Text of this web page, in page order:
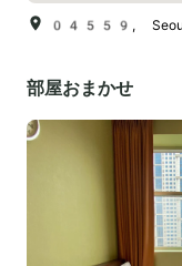
04559,
部屋おまかせ